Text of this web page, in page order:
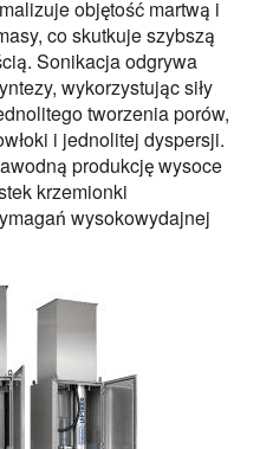
objętość martwą i
co skutkuje szybszą
Sonikacja odgrywa
wykorzystując siły
tworzenia porów,
i jednolitej dyspersji.
produkcję wysoce
krzemionki
wysokowydajnej